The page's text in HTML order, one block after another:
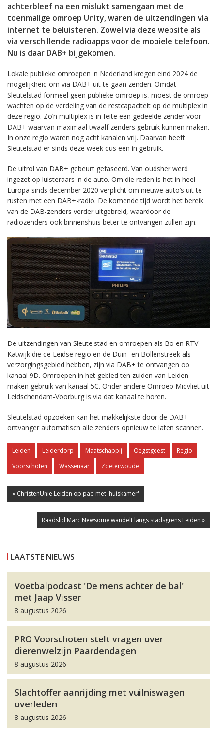
achterbleef na een mislukt samengaan met de
toenmalige omroep Unity, waren de uitzendingen via
internet te beluisteren. Zowel via deze website als
via verschillende radioapps voor de mobiele telefoon.
Nu is daar DAB+ bijgekomen.
Lokale publieke omroepen in Nederland kregen eind 2024 de
mogelijkheid om via DAB+ uit te gaan zenden. Omdat
Sleutelstad formeel geen publieke omroep is, moest de omroep
wachten op de verdeling van de restcapaciteit op de multiplex in
deze regio. Zo’n multiplex is in feite een gedeelde zender voor
DAB+ waarvan maximaal twaalf zenders gebruik kunnen maken.
In onze regio waren nog acht kanalen vrij. Daarvan heeft
Sleutelstad er sinds deze week dus een in gebruik.
De uitrol van DAB+ gebeurt gefaseerd. Van oudsher werd
ingezet op luisteraars in de auto. Om die reden is het in heel
Europa sinds december 2020 verplicht om nieuwe auto’s uit te
rusten met een DAB+-radio. De komende tijd wordt het bereik
van de DAB-zenders verder uitgebreid, waardoor de
radiozenders ook binnenshuis beter te ontvangen zullen zijn.
De uitzendingen van Sleutelstad en omroepen als Bo en RTV
Katwijk die de Leidse regio en de Duin- en Bollenstreek als
verzorgingsgebied hebben, zijn via DAB+ te ontvangen op
kanaal 9D. Omroepen in het gebied ten zuiden van Leiden
maken gebruik van kanaal 5C. Onder andere Omroep Midvliet uit
Leidschendam-Voorburg is via dat kanaal te horen.
Sleutelstad opzoeken kan het makkelijkste door de DAB+
ontvanger automatisch alle zenders opnieuw te laten scannen.
Leiden Leiderdorp Maatschappij Oegstgeest
Regio
Voorschoten
Wassenaar Zoeterwoude
« ChristenUnie Leiden op pad met 'huiskamer'
Raadslid Marc Newsome wandelt langs stadsgrens Leiden »
LAATSTE NIEUWS
Voetbalpodcast 'De mens achter de bal'
met Jaap Visser
8 augustus 2026
PRO Voorschoten stelt vragen over
dierenwelzijn Paardendagen
8 augustus 2026
Slachtoffer aanrijding met vuilniswagen
overleden
8 augustus 2026